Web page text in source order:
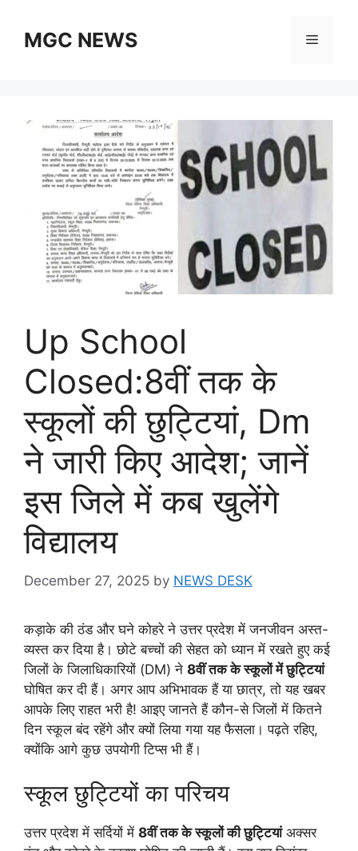
contentMGC NEWS Menu
Up School
Closed:8वीं तक के
स्कूलों की छुट्टियां, Dm
ने जारी किए आदेश; जानें
इस जिले में कब खुलेंगे
विद्यालय
December 27, 2025 by NEWS DESK
कड़ाके की ठंड और घने कोहरे ने उत्तर प्रदेश में जनजीवन अस्त-
व्यस्त कर दिया है। छोटे बच्चों की सेहत को ध्यान में रखते हुए कई
जिलों के जिलाधिकारियों (DM) ने 8वीं तक के स्कूलों में छुट्टियां
घोषित कर दी हैं। अगर आप अभिभावक हैं या छात्र, तो यह खबर
आपके लिए राहत भरी है! आइए जानते हैं कौन-से जिलों में कितने
दिन स्कूल बंद रहेंगे और क्यों लिया गया यह फैसला। पढ़ते रहिए,
क्योंकि आगे कुछ उपयोगी टिप्स भी हैं।
स्कूल छुट्टियों का परिचय
उत्तर प्रदेश में सर्दियों में 8वीं तक के स्कूलों की छुट्टियांअक्सर